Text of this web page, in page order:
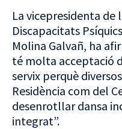
La vicepresidenta de
Discapacitats
Molina Galvañ, ha
té molta acceptació
servix perquè
Residència com del
desenrotllar dansa
integrat”.